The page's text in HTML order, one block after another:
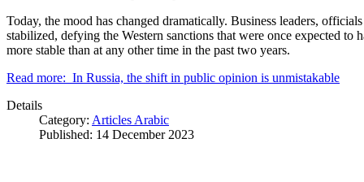
Today, the mood has changed dramatically. Business leaders,
stabilized, defying the Western sanctions that were once expected to
more stable than at any other time in the past two years.
Read more: In Russia, the shift in public opinion is unmistakable
Details
Category: Articles Arabic
Published: 14 December 2023